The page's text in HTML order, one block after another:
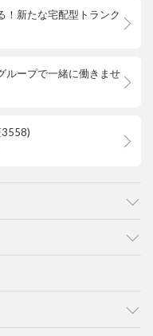
！新たな宅配型トランク
ループで一緒に働きませ
3558)